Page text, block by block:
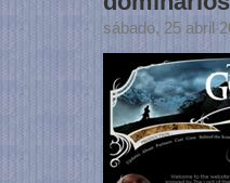
sábado, 25 abril